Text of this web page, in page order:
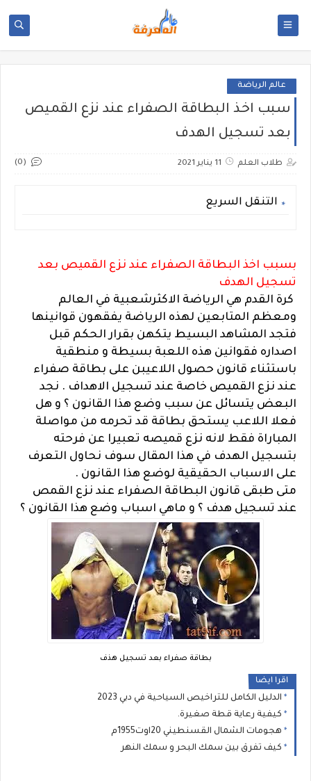
عالم الرياضة
سبب اخذ البطاقة الصفراء عند نزع القميص
بعد تسجيل الهدف
طلاب العلم 11 يناير 2021 (0)
التنقل السريع
بسبب اخذ البطاقة الصفراء عند نزع القميص بعد
تسجيل الهدف
كرة القدم هي الرياضة الاكثرشعبية في العالم
ومعظم المتابعين لهذه الرياضة يفقهون قوانينها
فتجد المشاهد البسيط يتكهن بقرار الحكم قبل
اصداره فقوانين هذه اللعبة بسيطة و منطقية
باستثناء قانون حصول اللاعيبن على بطاقة صفراء
عند نزع القميص خاصة عند تسجيل الاهداف . نجد
البعض يتسائل عن سبب وضع هذا القانون ؟ و هل
فعلا اللاعب يستحق بطاقة قد تحرمه من مواصلة
المباراة فقط لانه نزع قميصه تعبيرا عن فرحته
بتسجيل الهدف في هذا المقال سوف نحاول التعرف
على الاسباب الحقيقية لوضع هذا القانون .
متى طبقى قانون البطاقة الصفراء عند نزع القمص
عند تسجيل هدف ؟ و ماهي اسباب وضع هذا القانون ؟
بطاقة صفراء بعد تسجيل هذف
اقرا ايضا
الدليل الكامل للتراخيص السياحية في دبي 2023
كيفية رعاية قطة صغيرة.
هجومات الشمال القسنطيني 20اوت1955م
كيف تفرق بين سمك البحر و سمك النهر